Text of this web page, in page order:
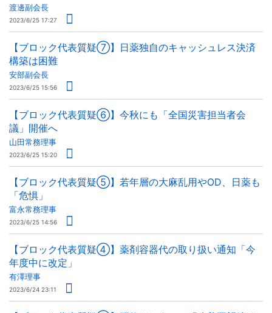
渡邊副会長
2023/6/25 17:27
【ブロック代表質疑⑦】日薬独自のキャッシュレス決済
構築は困難
安部副会長
2023/6/25 15:56
【ブロック代表質疑⑥】今秋にも「全国災害担当者会
議」開催へ
山田常務理事
2023/6/25 15:20
【ブロック代表質疑⑤】若年層の大麻乱用やOD、日薬も
「危惧」
富永常務理事
2023/6/25 14:56
【ブロック代表質疑④】薬剤容器代の取り扱い通知「今
年度中に改定」
有澤理事
2023/6/24 23:11